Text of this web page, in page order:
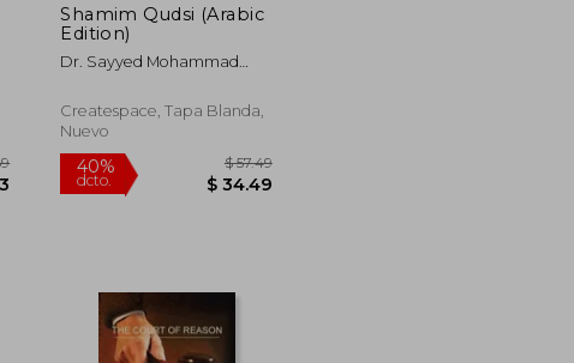
$ 150.89
$ 90.53
Shamim Qudsi (Arabic
Edition)
Dr. Sayyed Mohammad
Createspace, Tapa Blanda,
Nuevo
40%
dcto.